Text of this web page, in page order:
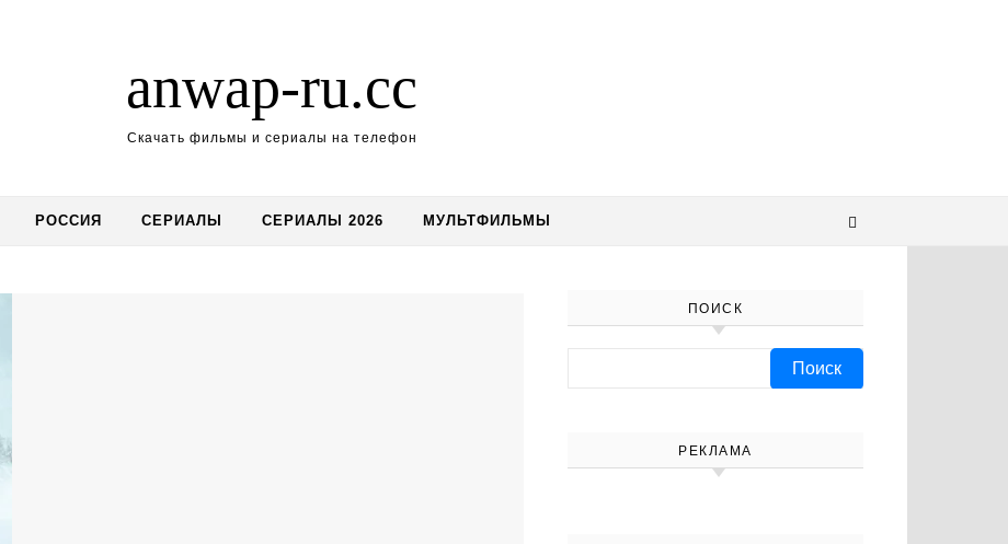
anwap-ru.cc
Скачать фильмы и сериалы на телефон
РОССИЯ СЕРИАЛЫ СЕРИАЛЫ 2026 МУЛЬТФИЛЬМЫ
ПОИСК
РЕКЛАМА